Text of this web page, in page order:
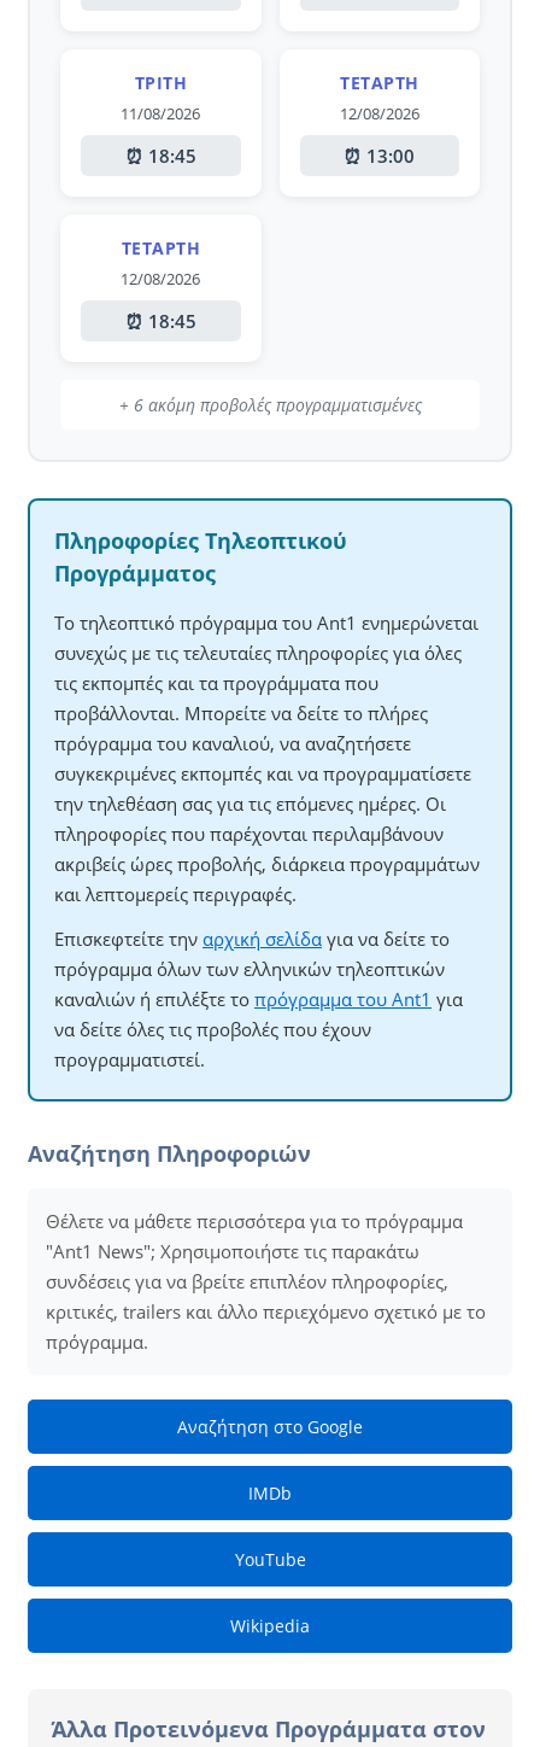
ΤΡΊΤΗ
11/08/2026
⏰ 18:45
ΤΕΤΆΡΤΗ
12/08/2026
⏰ 13:00
ΤΕΤΆΡΤΗ
12/08/2026
⏰ 18:45
+ 6 ακόμη προβολές προγραμματισμένες
Πληροφορίες Τηλεοπτικού
Προγράμματος
Το τηλεοπτικό πρόγραμμα του Ant1 ενημερώνεται
συνεχώς με τις τελευταίες πληροφορίες για όλες
τις εκπομπές και τα προγράμματα που
προβάλλονται. Μπορείτε να δείτε το πλήρες
πρόγραμμα του καναλιού, να αναζητήσετε
συγκεκριμένες εκπομπές και να προγραμματίσετε
την τηλεθέαση σας για τις επόμενες ημέρες. Οι
πληροφορίες που παρέχονται περιλαμβάνουν
ακριβείς ώρες προβολής, διάρκεια προγραμμάτων
και λεπτομερείς περιγραφές.
Επισκεφτείτε την αρχική σελίδα για να δείτε το
πρόγραμμα όλων των ελληνικών τηλεοπτικών
καναλιών ή επιλέξτε το πρόγραμμα του Ant1 για
να δείτε όλες τις προβολές που έχουν
προγραμματιστεί.
Αναζήτηση Πληροφοριών
Θέλετε να μάθετε περισσότερα για το πρόγραμμα
"Ant1 News"; Χρησιμοποιήστε τις παρακάτω
συνδέσεις για να βρείτε επιπλέον πληροφορίες,
κριτικές, trailers και άλλο περιεχόμενο σχετικό με το
πρόγραμμα.
Αναζήτηση στο Google
IMDb
YouTube
Wikipedia
Άλλα Προτεινόμενα Προγράμματα στον